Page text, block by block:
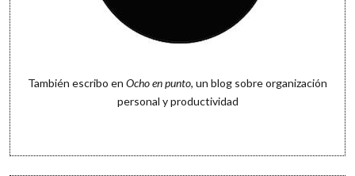
También escribo en Ocho en punto, un blog sobre organización
personal y productividad